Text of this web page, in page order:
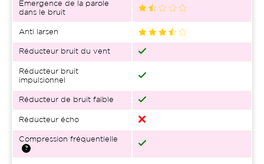
Emergence de la parole
dans le bruit
Anti larsen
Réducteur bruit du vent
Réducteur bruit
impulsionnel
Réducteur de bruit faible
Réducteur écho
Compression fréquentielle